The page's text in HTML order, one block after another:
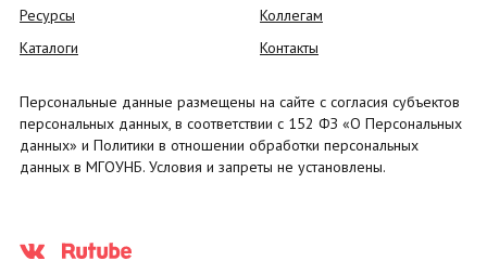
Ресурсы
Каталоги
Коллегам
Контакты
Персональные данные размещены на сайте с согласия субъектов
персональных данных, в соответствии с 152 ФЗ «О Персональных
данных» и Политики в отношении обработки персональных
данных в МГОУНБ. Условия и запреты не установлены.